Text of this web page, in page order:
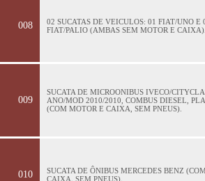
008
02 SUCATAS DE VEICULOS: 01 FIAT/UNO E
FIAT/PALIO (AMBAS SEM MOTOR E CAIXA).
009
SUCATA DE MICROONIBUS IVECO/
ANO/MOD 2010/2010, COMBUS DIESEL,
(COM MOTOR E CAIXA, SEM PNEUS).
010
SUCATA DE ÔNIBUS MERCEDES BENZ
CAIXA, SEM PNEUS).